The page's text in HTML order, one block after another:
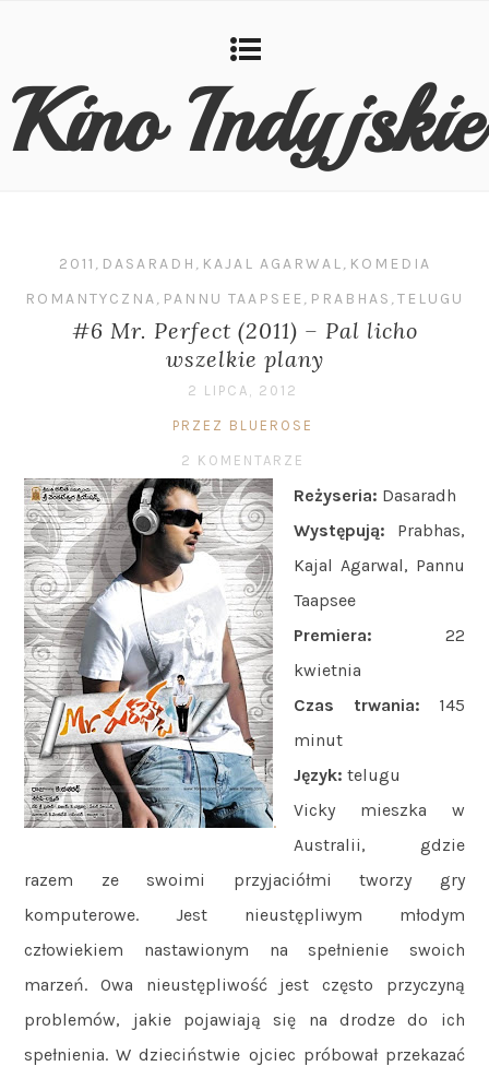
Kino Indyjskie
2011 , DASARADH , KAJAL AGARWAL, KOMEDIA
ROMANTYCZNA, PANNU TAAPSEE, PRABHAS ,TELUGU
#6 Mr. Perfect (2011) – Pal licho
wszelkie plany
2 LIPCA, 2012
PRZEZ BLUEROSE
2 KOMENTARZE
.
Reżyseria: Dasaradh
Występują: Prabhas,
Kajal Agarwal, Pannu
Taapsee
Premiera: 22
kwietnia
Czas trwania: 145
minut
Język: telugu
Vicky mieszka w
Australii, gdzie
razem ze swoimi przyjaciółmi tworzy gry
komputerowe. Jest nieustępliwym młodym
człowiekiem nastawionym na spełnienie swoich
marzeń. Owa nieustępliwość jest często przyczyną
problemów, jakie pojawiają się na drodze do ich
spełnienia. W dzieciństwie ojciec próbował przekazać